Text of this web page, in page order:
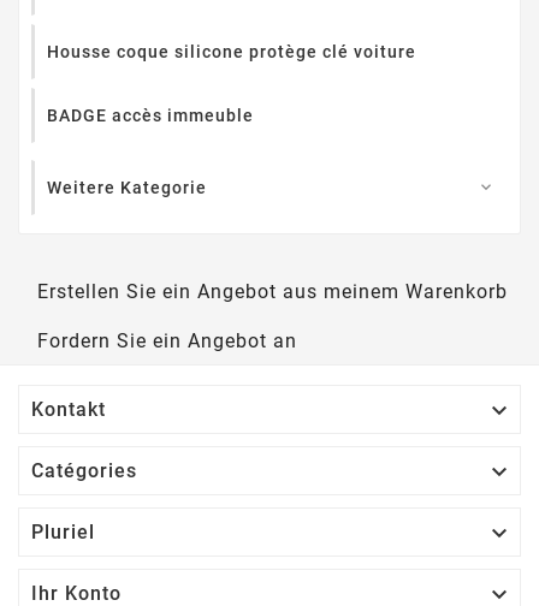
Housse coque silicone protège clé voiture
BADGE accès immeuble
Weitere Kategorie 
Erstellen Sie ein Angebot aus meinem Warenkorb
Fordern Sie ein Angebot an
Kontakt 
Catégories 
Pluriel 
Ihr Konto 